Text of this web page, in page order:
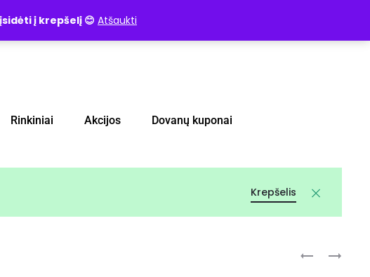
į krepšelį 😊 Atšaukti
Rinkiniai Akcijos Dovanų kuponai
Krepšelis